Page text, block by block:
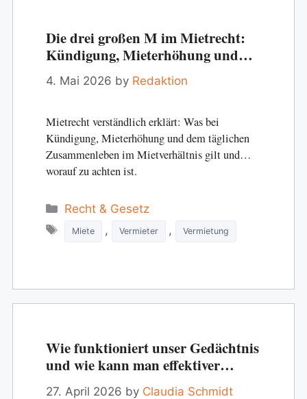
Die drei großen M im Mietrecht:
Kündigung, Mieterhöhung und
das tägliche Miteinander
4. Mai 2026 by Redaktion
Mietrecht verständlich erklärt: Was bei
Kündigung, Mieterhöhung und dem täglichen
Zusammenleben im Mietverhältnis gilt und
worauf zu achten ist.
Categories
Recht & Gesetz
Tags
Miete , Vermieter , Vermietung
Wie funktioniert unser Gedächtnis
und wie kann man effektiver
lernen?
27. April 2026 by Claudia Schmidt